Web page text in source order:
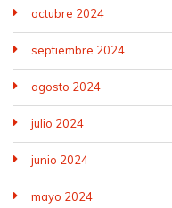
octubre 2024
septiembre 2024
agosto 2024
julio 2024
junio 2024
mayo 2024